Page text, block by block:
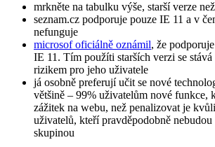
mrkněte na tabulku výše, starší verze
seznam.cz podporuje pouze IE 11 a v
nefunguje
microsof oficiálně oznámil, že
IE 11. Tím použíti starších verzi se stává
rizikem pro jeho uživatele
já osobně preferují učit se nové
většině – 99% uživatelům nové funkce,
zážitek na webu, než penalizovat je
uživatelů, kteří pravděpodobně
skupinou